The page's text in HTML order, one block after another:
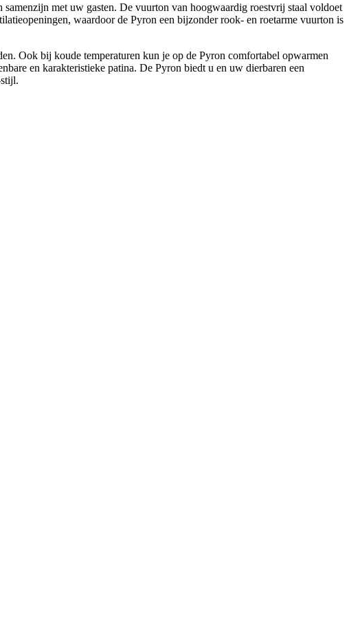
met uw gasten. De vuurton van hoogwaardig roestvrij staal voldoet
waardoor de Pyron een bijzonder rook- en roetarme vuurton is
Ook bij koude temperaturen kun je op de Pyron comfortabel opwarmen
en karakteristieke patina. De Pyron biedt u en uw dierbaren een